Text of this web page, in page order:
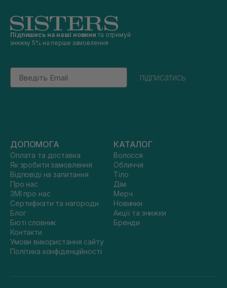
Підпишись на наші новини та отримуй
знижку 5% на перше замовлення
Email
підписатись
ДОПОМОГА
Оплата та доставка
Як зробити замовлення
Відповіді на запитання
Про нас
ЗМІ про нас
Сертифікати та нагороди
Блог
Бюті словник
Контакти
Умови використання сайту
Політика конфіденційності
КАТАЛОГ
Волосся
Обличчя
Тіло
Дім
Мерч
Новинки
Акції та знижки
Бренди